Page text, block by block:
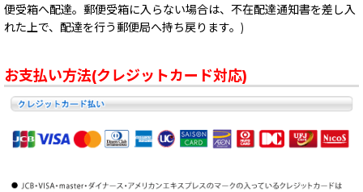
便受箱へ配達。郵便受箱に入らない場合は、不在配達通知書を差し入
れた上で、配達を行う郵便局へ持ち戻ります。)
お支払い方法(クレジットカード対応)